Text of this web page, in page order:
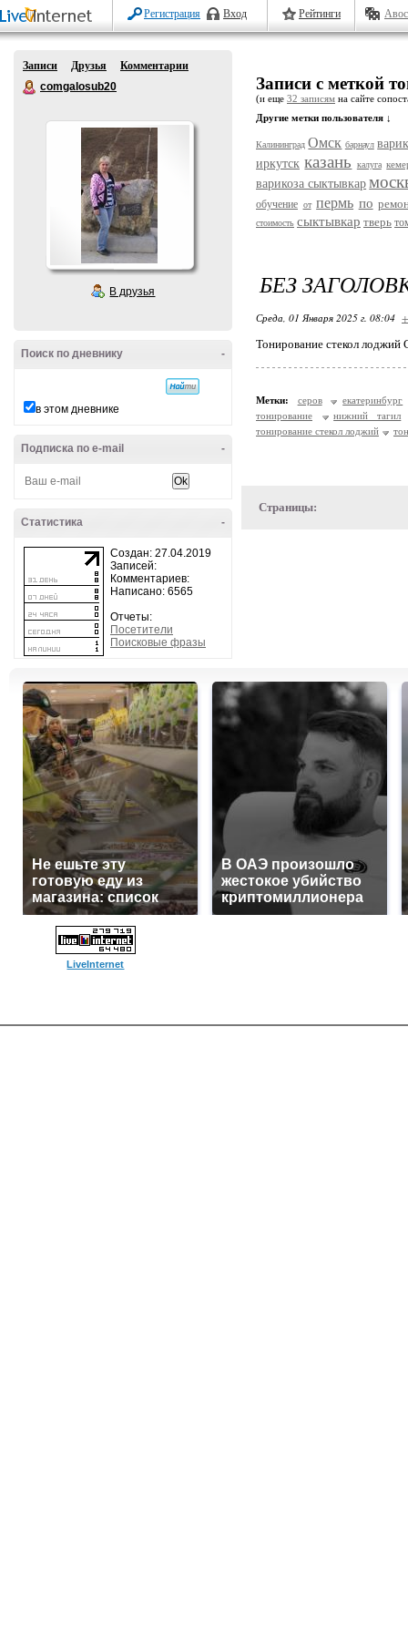
Регистрация Вход Рейтинги
Записи Друзья
Комментарии
comgalosub20
В друзья
-
Поиск по дневнику
в этом дневнике
-
Подписка по e-mail
-
Статистика
Создан: 27.04.2019
Записей:
Комментариев:
Написано: 6565
Отчеты:
Посетители
Поисковые фразы
Записи с меткой
(и еще 32 записям на сайте
Другие метки пользователя ↓
Калининград Омск барнаул
иркутск казань калуга
варикоза сыктывкар
обучение от пермь по
стоимость сыктывкар тверь
БЕЗ
Среда, 01 Января 2025 г. 08:04
Тонирование стекол лоджий
Метки: серов
екатеринбург
тонирование
нижний тагил
тонирование стекол лоджий
Страницы:
Не ешьте эту
готовую еду из
магазина: список
В ОАЭ произошло
жестокое убийство
криптомиллионера
LiveInternet